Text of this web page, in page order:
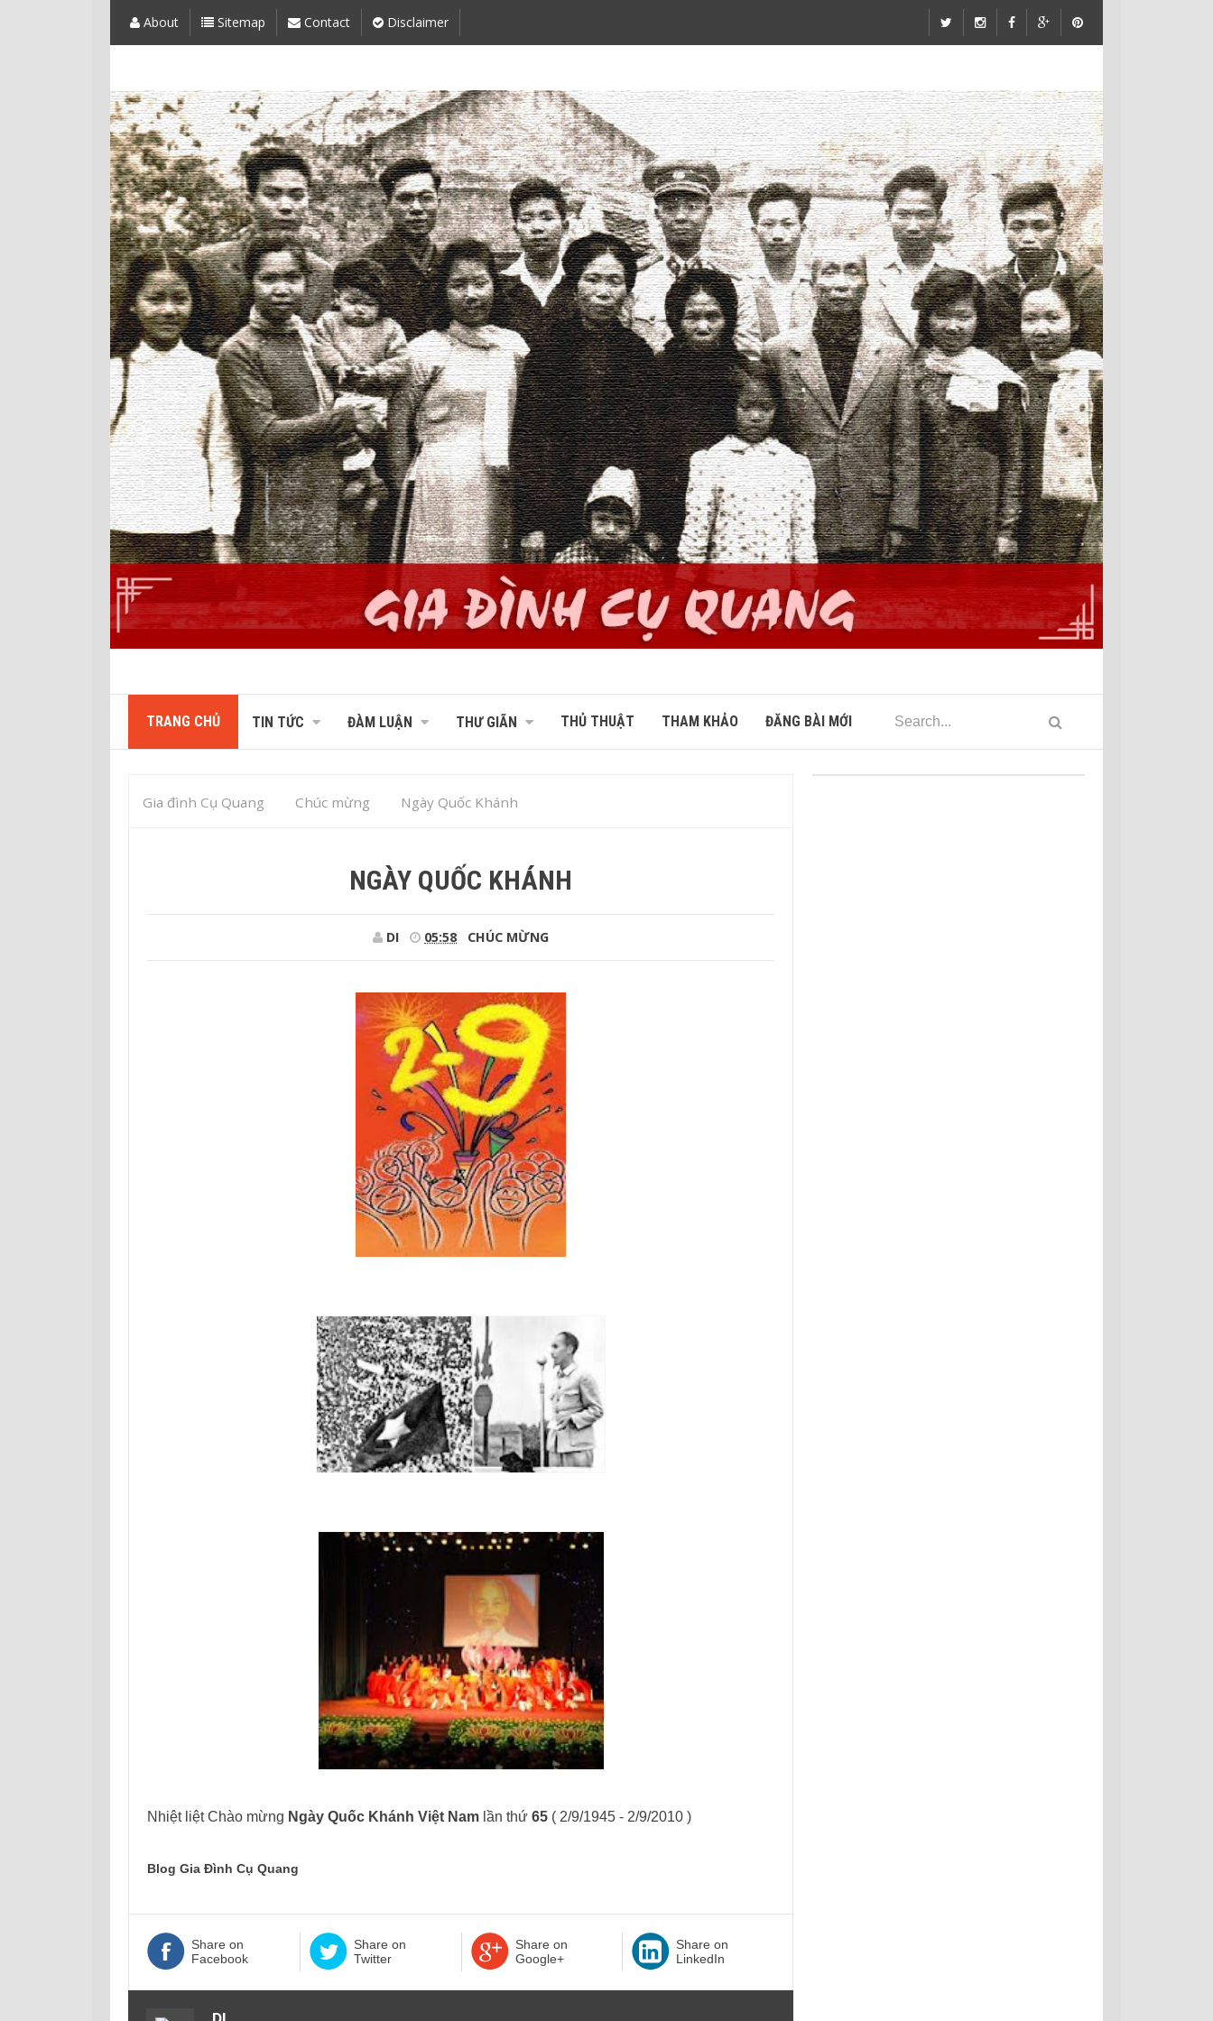
About Sitemap Contact Disclaimer
TRANG CHỦ TIN TỨC ĐÀM LUẬN THƯ GIÃN THỦ THUẬT THAM KHẢO ĐĂNG BÀI MỚI
Gia đình Cụ Quang Chúc mừng Ngày Quốc Khánh
NGÀY QUỐC KHÁNH
DI 05:58 CHÚC MỪNG
Nhiệt liệt Chào mừng Ngày Quốc Khánh Việt Nam lần thứ 65 ( 2/9/1945 - 2/9/2010 )
Blog Gia Đình Cụ Quang
Share on
Facebook
Share on
Twitter
Share on
Google+
Share on
LinkedIn